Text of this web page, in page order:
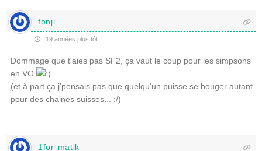
fonji
19 années plus tôt
Dommage que t'aies pas SF2, ça vaut le coup pour les simpsons
en VO
(et à part ça j'pensais pas que quelqu'un puisse se bouger autant
pour des chaines suisses... :/)
1for-matik